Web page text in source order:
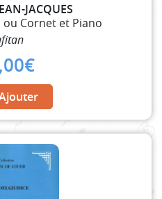
JACQUES
Cornet et Piano
€